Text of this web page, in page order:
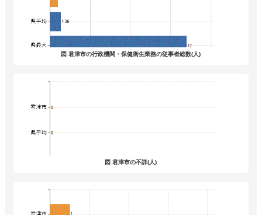
図 君津市の行政機関・保健衛生業務の従事者総数(人)
図 君津市の不詳(人)